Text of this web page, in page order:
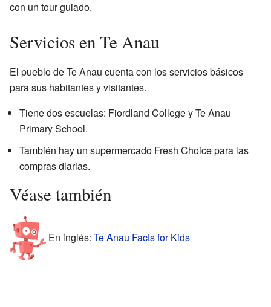
con un tour guiado.
Servicios en Te Anau
El pueblo de Te Anau cuenta con los servicios básicos
para sus habitantes y visitantes.
Tiene dos escuelas: Fiordland College y Te Anau
Primary School.
También hay un supermercado Fresh Choice para las
compras diarias.
Véase también
En inglés: Te Anau Facts for Kids